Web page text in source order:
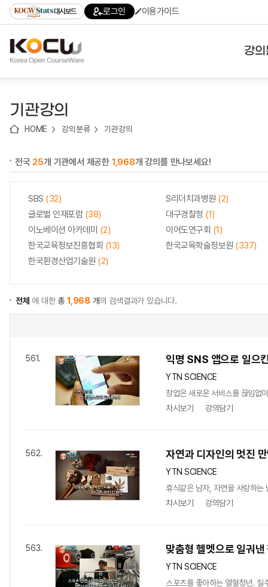
기
기
기
content)
가
대시보드 로그인 이용가이드
강
기관강의
HOME 강의분류 기관강의
전국 25개 기관에서 제공한 1,968개 강의를 만나보세요!
SBS (32) S리더치과병원 (2)
글로벌 인재포럼 (38) 대구경찰청 (1)
이노베이션 아카데미 (2) 이어도연구회 (1)
한국교육정보진흥협회 (13) 한국교육학술정보원 (337)
한국환경산업기술원 (2)
전체 에 대한총1,968 개의 검색결과가 있습니다.
561. 익명 SNS 앱으로 일으
YTN SCIENCE
창업은 새로운 서비스를 끊임없
차시보기
강의담기
562. 자연과 디자인의 멋진
YTN SCIENCE
휴식같은 남자, 자연을 사랑하는
차시보기
강의담기
563. 맞춤형 헬멧으로 일궈
YTN SCIENCE
스포츠를 좋아하는 열혈청년.